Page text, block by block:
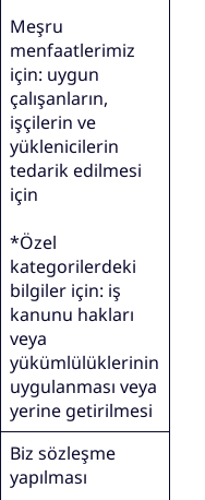
Meşru
menfaatlerimiz
için: uygun
çalışanların,
işçilerin ve
yüklenicilerin
tedarik edilmesi
için
*Özel
kategorilerdeki
bilgiler için: iş
kanunu hakları
veya
yükümlülüklerinin
uygulanması veya
yerine getirilmesi
Biz sözleşme
yapılması